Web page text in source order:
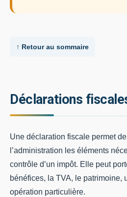
↑ Retour au sommaire
Déclarations
Une déclaration fiscale permet
l’administration les éléments
contrôle d’un impôt. Elle peut
bénéfices, la TVA, le patrimoine,
opération particulière.